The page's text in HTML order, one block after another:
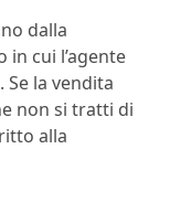
dalla
in cui l’agente
la vendita
non si tratti di
alla